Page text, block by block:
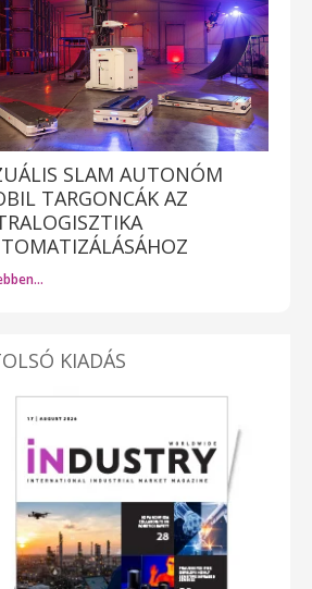
SLAM AUTONÓM
TARGONCÁK AZ
KIADÁS